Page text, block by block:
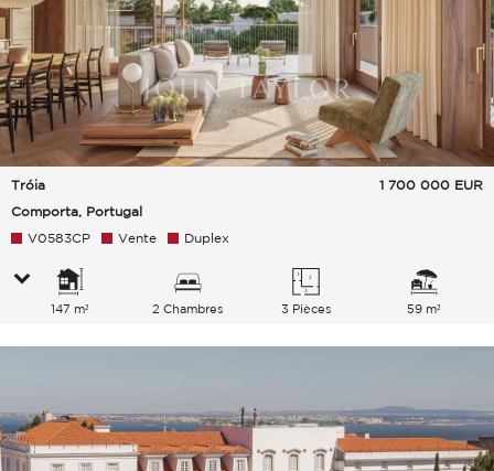
Tróia
Comporta, Portugal
1 700 000 EUR
V0583CP Vente Duplex
147 m² 2 Chambres 3 Pièces 59 m²